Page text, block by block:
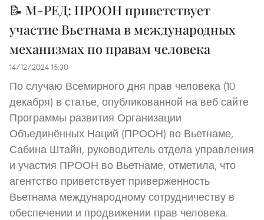
📝 М-РЕД: ПРООН приветствует
участие Вьетнама в международных
механизмах по правам человека
14/12/2024 15:30
По случаю Всемирного дня прав человека (10
декабря) в статье, опубликованной на веб-сайте
Программы развития Организации
Объединённых Наций (ПРООН) во Вьетнаме,
Сабина Штайн, руководитель отдела управления
и участия ПРООН во Вьетнаме, отметила, что
агентство приветствует приверженность
Вьетнама международному сотрудничеству в
обеспечении и продвижении прав человека.